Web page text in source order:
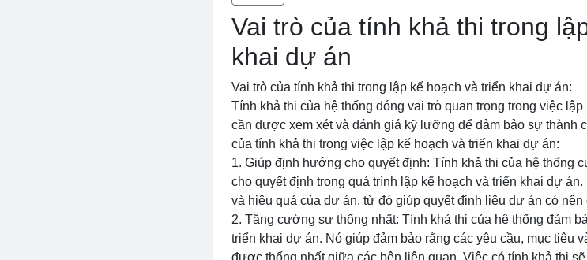
Vai trò của tính khả thi trong
khai dự án
Vai trò của tính khả thi trong lập kế hoạch và triển khai dự án:
Tính khả thi của hệ thống đóng vai trò quan trọng trong việc
cần được xem xét và đánh giá kỹ lưỡng để đảm bảo sự thành
của tính khả thi trong việc lập kế hoạch và triển khai dự án:
1. Giúp định hướng cho quyết định: Tính khả thi của hệ thống
cho quyết định trong quá trình lập kế hoạch và triển khai dự
và hiệu quả của dự án, từ đó giúp quyết định liệu dự án có
2. Tăng cường sự thống nhất: Tính khả thi của hệ thống đảm
triển khai dự án. Nó giúp đảm bảo rằng các yêu cầu, mục tiêu
được thống nhất giữa các bên liên quan. Việc có tính khả thi